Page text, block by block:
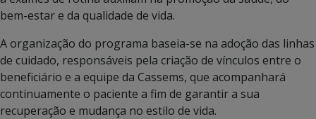
bem-estar e da qualidade de vida.
A organização do programa baseia-se na adoção das linhas
de cuidado, responsáveis pela criação de vínculos entre o
beneficiário e a equipe da Cassems, que acompanhará
continuamente o paciente a fim de garantir a sua
recuperação e mudança no estilo de vida.